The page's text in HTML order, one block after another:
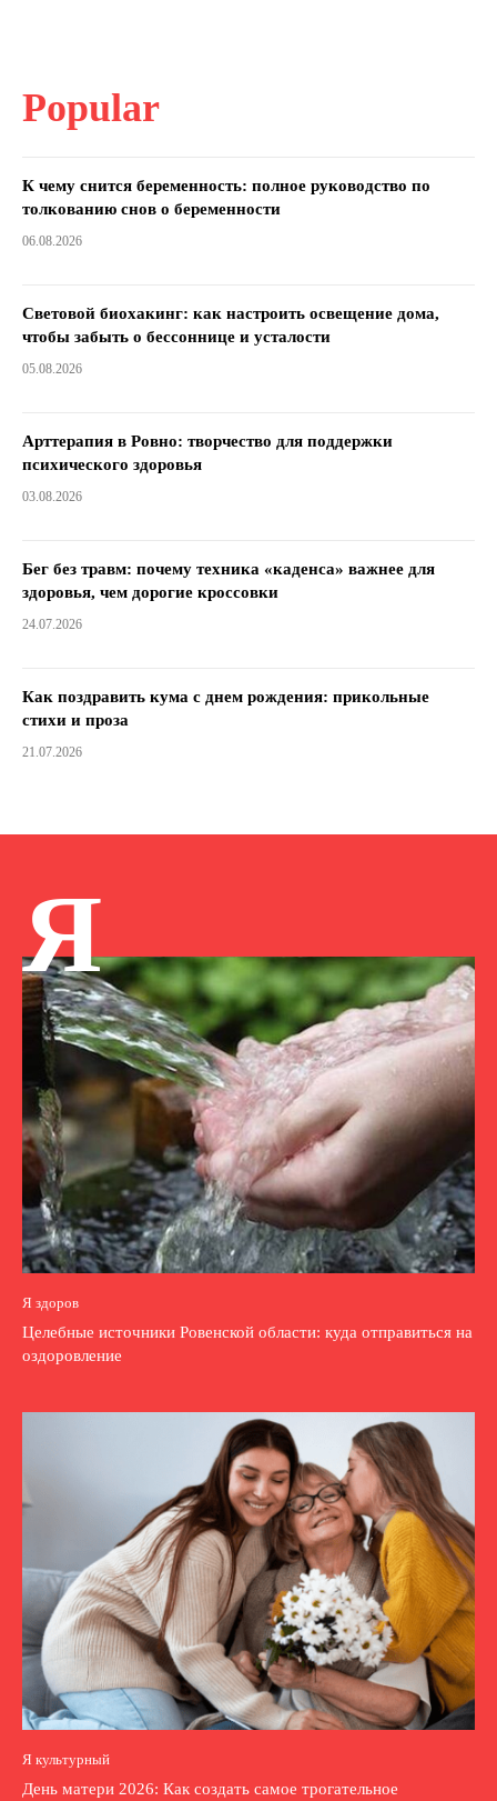
Popular
К чему снится беременность: полное руководство по
толкованию снов о беременности
06.08.2026
Световой биохакинг: как настроить освещение дома,
чтобы забыть о бессоннице и усталости
05.08.2026
Арттерапия в Ровно: творчество для поддержки
психического здоровья
03.08.2026
Бег без травм: почему техника «каденса» важнее для
здоровья, чем дорогие кроссовки
24.07.2026
Как поздравить кума с днем ​​рождения: прикольные
стихи и проза
21.07.2026
Я
Я здоров
Целебные источники Ровенской области: куда отправиться на
оздоровление
Я культурный
День матери 2026: Как создать самое трогательное